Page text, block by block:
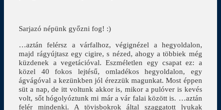
Sarjazó népünk győzni fog! :)
…aztán felérsz a várfalhoz, végignézel a hegyoldalon,
majd rágyújtasz egy cigire, s nézed, ahogy a többiek még
küzdenek a vegetációval. Eszméletlen egy csapat ez: a
közel 40 fokos lejtésű, omladékos hegyoldalon, egy
ágvágóval a kezünkben jól érezzük magunkat. Most éppen
süt a nap, de itt voltunk akkor is, mikor a pulóver is kevés
volt, sőt hógolyóztunk mi már a vár falai között is. …aztán
felér mindenki. A tövisbokrok által szaggatott lyukak